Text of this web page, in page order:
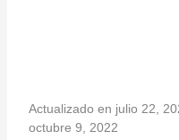
Actualizado en julio 22,
octubre 9, 2022